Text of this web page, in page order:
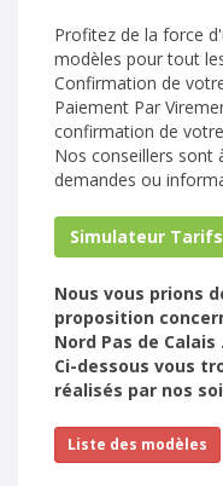
Profitez de la force
modèles pour tout
Confirmation de
Paiement Par
confirmation de
Nos conseillers sont
demandes ou
Simulateur Tarifs
Nous vous prions
proposition
Nord Pas de Calais .
Ci-dessous vous
réalisés par nos
Liste des modèles